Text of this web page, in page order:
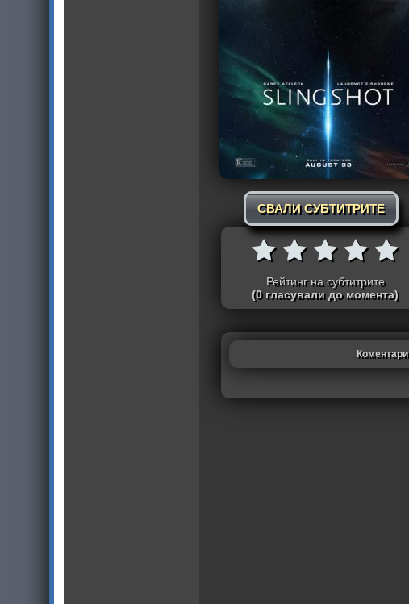
СВАЛИ СУБТИТРИТЕ
Рейтинг на субтитрите
(0 гласували до момента)
Коментари